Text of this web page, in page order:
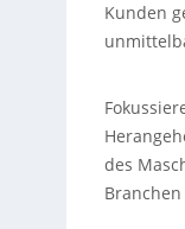
Kunden
des